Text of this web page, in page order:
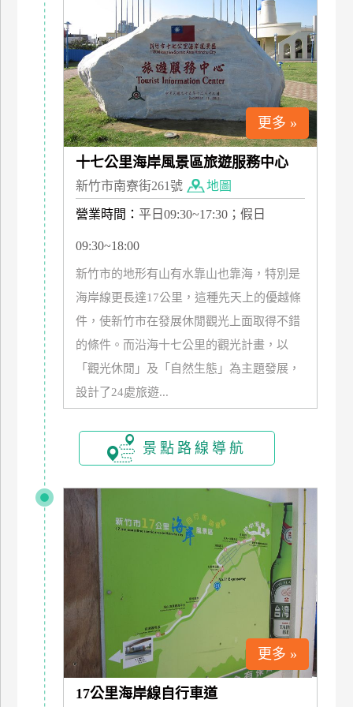
更多 »
十七公里海岸風景區旅遊服務中心
新竹市南寮街261號 地圖
營業時間： 平日09:30~17:30；假日
09:30~18:00
新竹市的地形有山有水靠山也靠海，特別是
海岸線更長達17公里，這種先天上的優越條
件，使新竹市在發展休閒觀光上面取得不錯
的條件。而沿海十七公里的觀光計畫，以
「觀光休閒」及「自然生態」為主題發展，
設計了24處旅遊...
景點路線導航
更多 »
17公里海岸線自行車道